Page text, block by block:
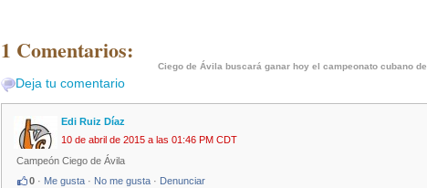
1 Comentarios:
Ciego de Ávila buscará ganar hoy el campeonato cubano
Deja tu comentario
Edi Ruiz Díaz
10 de abril de 2015 a las 01:46 PM CDT
Campeón Ciego de Ávila
0 · Me gusta · No me gusta · Denunciar